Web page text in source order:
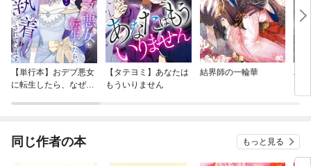
【単行本】おデブ悪女
に転生したら、なぜか
【タテヨミ】あなたは
もういりません
結界師の一輪華
バ
今
同じ作者の本 もっと見る